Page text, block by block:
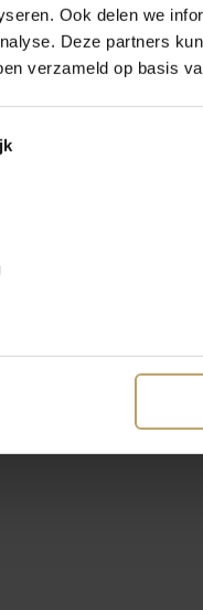
Ook delen we
Deze partners
verzameld op basis